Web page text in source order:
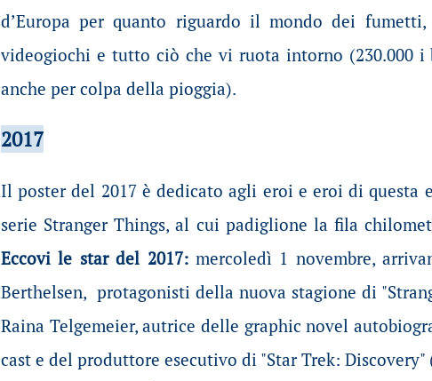
d’Europa per quanto riguardo il mondo dei
videogiochi e tutto ciò che vi ruota intorno (230.000 i
anche per colpa della pioggia).
2017
Il poster del 2017 è dedicato agli eroi e eroi di
serie Stranger Things, al cui padiglione la fila
Eccovi le star del 2017: mercoledì 1 novembre,
Berthelsen, protagonisti della nuova stagione di
Raina Telgemeier, autrice delle graphic novel
cast e del produttore esecutivo di "Star Trek: Discovery"